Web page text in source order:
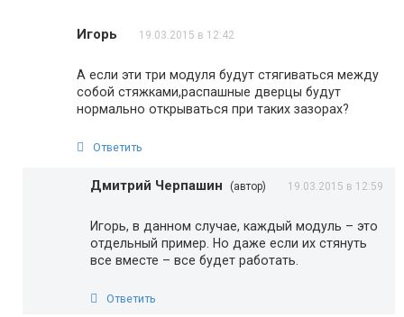
Игорь 19.03.2015 в 12:42
А если эти три модуля будут стягиваться между
собой стяжками,распашные дверцы будут
нормально открываться при таких зазорах?
Ответить
Дмитрий Черпашин (автор) 19.03.2015 в 12:59
Игорь, в данном случае, каждый модуль – это
отдельный пример. Но даже если их стянуть
все вместе – все будет работать.
Ответить